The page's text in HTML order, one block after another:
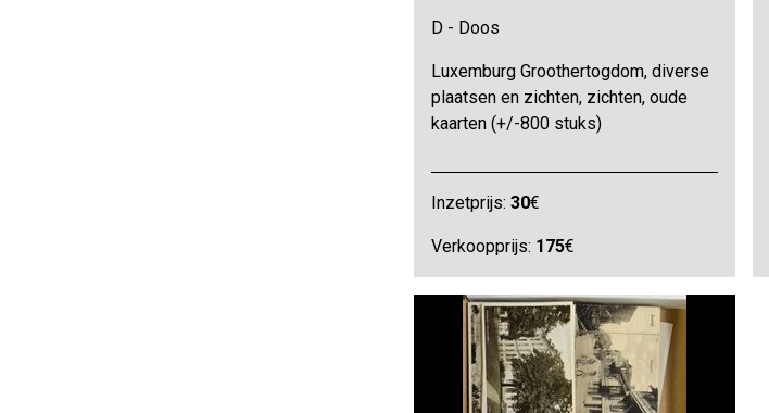
D - Doos
Luxemburg Groothertogdom, diverse
plaatsen en zichten, zichten, oude
kaarten (+/-800 stuks)
Inzetprijs:30€
Verkoopprijs: 175€